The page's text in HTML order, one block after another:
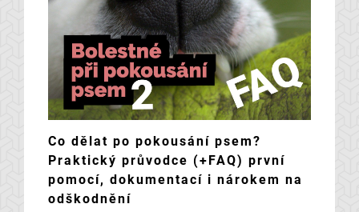
Co dělat po pokousání psem?
Praktický průvodce (+FAQ) první
pomocí, dokumentací i nárokem na
odškodnění